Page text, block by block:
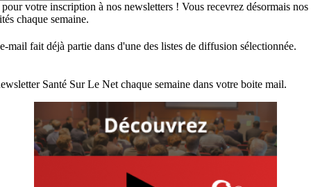
votre inscription à nos newsletters ! Vous recevrez désormais nos
chaque semaine.
mail fait déjà partie dans d'une des listes de diffusion sélectionnée.
Santé Sur Le Net chaque semaine dans votre boite mail.